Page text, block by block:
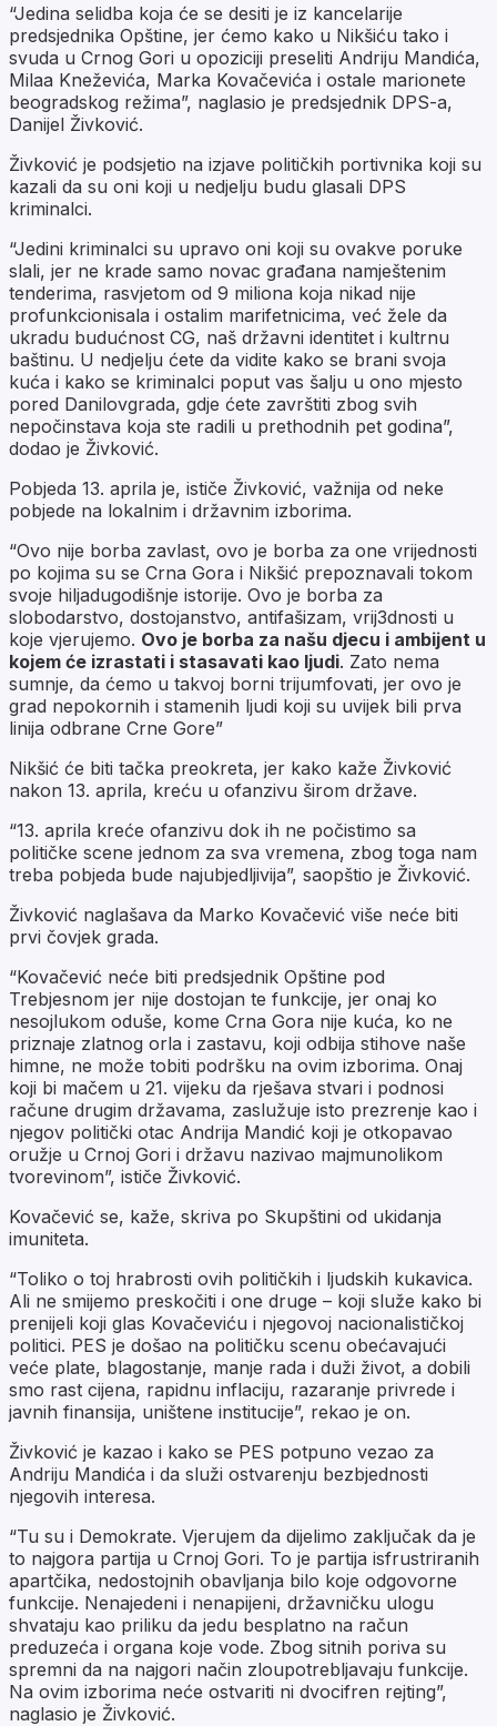
“Jedina selidba koja će se desiti je iz kancelarije
predsjednika Opštine, jer ćemo kako u Nikšiću tako i
svuda u Crnog Gori u opoziciji preseliti Andriju Mandića,
Milaa Kneževića, Marka Kovačevića i ostale marionete
beogradskog režima”, naglasio je predsjednik DPS-a,
Danijel Živković.
Živković je podsjetio na izjave političkih portivnika koji su
kazali da su oni koji u nedjelju budu glasali DPS
kriminalci.
“Jedini kriminalci su upravo oni koji su ovakve poruke
slali, jer ne krade samo novac građana namještenim
tenderima, rasvjetom od 9 miliona koja nikad nije
profunkcionisala i ostalim marifetnicima, već žele da
ukradu budućnost CG, naš državni identitet i kultrnu
baštinu. U nedjelju ćete da vidite kako se brani svoja
kuća i kako se kriminalci poput vas šalju u ono mjesto
pored Danilovgrada, gdje ćete završtiti zbog svih
nepočinstava koja ste radili u prethodnih pet godina”,
dodao je Živković.
Pobjeda 13. aprila je, ističe Živković, važnija od neke
pobjede na lokalnim i državnim izborima.
“Ovo nije borba zavlast, ovo je borba za one vrijednosti
po kojima su se Crna Gora i Nikšić prepoznavali tokom
svoje hiljadugodišnje istorije. Ovo je borba za
slobodarstvo, dostojanstvo, antifašizam, vrij3dnosti u
koje vjerujemo. Ovo je borba za našu djecu i ambijent u
kojem će izrastati i stasavati kao ljudi. Zato nema
sumnje, da ćemo u takvoj borni trijumfovati, jer ovo je
grad nepokornih i stamenih ljudi koji su uvijek bili prva
linija odbrane Crne Gore”
Nikšić će biti tačka preokreta, jer kako kaže Živković
nakon 13. aprila, kreću u ofanzivu širom države.
“13. aprila kreće ofanzivu dok ih ne počistimo sa
političke scene jednom za sva vremena, zbog toga nam
treba pobjeda bude najubjedljivija”, saopštio je Živković.
Živković naglašava da Marko Kovačević više neće biti
prvi čovjek grada.
“Kovačević neće biti predsjednik Opštine pod
Trebjesnom jer nije dostojan te funkcije, jer onaj ko
nesojlukom oduše, kome Crna Gora nije kuća, ko ne
priznaje zlatnog orla i zastavu, koji odbija stihove naše
himne, ne može tobiti podršku na ovim izborima. Onaj
koji bi mačem u 21. vijeku da rješava stvari i podnosi
račune drugim državama, zaslužuje isto prezrenje kao i
njegov politički otac Andrija Mandić koji je otkopavao
oružje u Crnoj Gori i državu nazivao majmunolikom
tvorevinom”, ističe Živković.
Kovačević se, kaže, skriva po Skupštini od ukidanja
imuniteta.
“Toliko o toj hrabrosti ovih političkih i ljudskih kukavica.
Ali ne smijemo preskočiti i one druge – koji služe kako bi
prenijeli koji glas Kovačeviću i njegovoj nacionalističkoj
politici. PES je došao na političku scenu obećavajući
veće plate, blagostanje, manje rada i duži život, a dobili
smo rast cijena, rapidnu inflaciju, razaranje privrede i
javnih finansija, uništene institucije”, rekao je on.
Živković je kazao i kako se PES potpuno vezao za
Andriju Mandića i da služi ostvarenju bezbjednosti
njegovih interesa.
“Tu su i Demokrate. Vjerujem da dijelimo zaključak da je
to najgora partija u Crnoj Gori. To je partija isfrustriranih
apartčika, nedostojnih obavljanja bilo koje odgovorne
funkcije. Nenajedeni i nenapijeni, državničku ulogu
shvataju kao priliku da jedu besplatno na račun
preduzeća i organa koje vode. Zbog sitnih poriva su
spremni da na najgori način zloupotrebljavaju funkcije.
Na ovim izborima neće ostvariti ni dvocifren rejting”,
naglasio je Živković.